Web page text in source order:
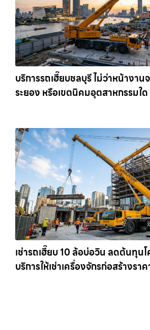
บริการรถเฮี๊ยบชลบุรี ไม่ว่าหน้างาน
ระยอง หรือเขตนิคมอุตสาหกรรมใด
เช่ารถเฮี๊ยบ 10 ล้อบ่อวิน ลดต้นทุน
บริการให้เช่าเครื่องจักรก่อสร้างรา